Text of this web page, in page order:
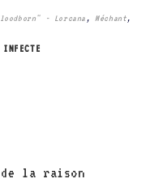
- Lorcana , Méchant,